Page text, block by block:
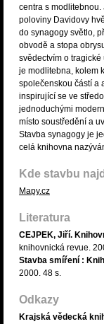
centra s
poloviny Davidovy
do synagogy světlo,
obvodě a stopa
svědectvím o
je modlitebna, kolem
společenskou částí a
inspirující se ve
jednoduchými
místo soustředění a
Stavba synagogy je
celá knihovna
Kde stavbu
Mapy.cz
Literatura
CEJPEK, Jiří.
knihovnická revue.
Stavba smíření :
2000. 48 s.
Odkazy
Krajská vědecká